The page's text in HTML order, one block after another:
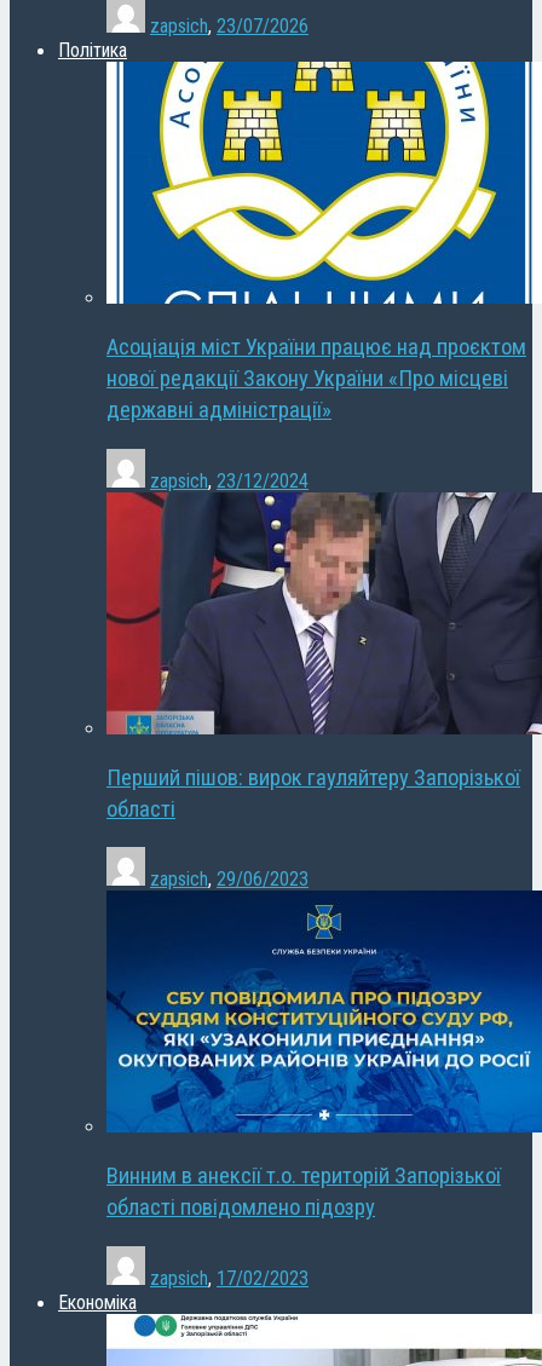
zapsich, 23/07/2026
Політика
Асоціація міст України працює над проєктом
нової редакції Закону України «Про місцеві
державні адміністрації»
zapsich, 23/12/2024
Перший пішов: вирок гауляйтеру Запорізької
області
zapsich, 29/06/2023
Винним в анексії т.о. територій Запорізької
області повідомлено підозру
zapsich, 17/02/2023
Економіка